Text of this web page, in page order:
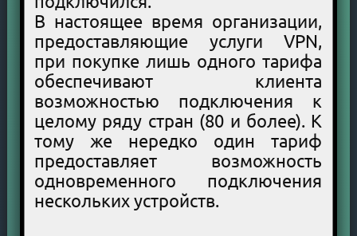
В настоящее время организации,
предоставляющие услуги VPN,
при покупке лишь одного тарифа
обеспечивают клиента
возможностью подключения к
целому ряду стран (80 и более). К
тому же нередко один тариф
предоставляет возможность
одновременного подключения
нескольких устройств.